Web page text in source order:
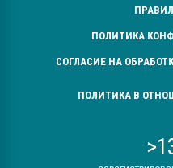
ПОЛИТИКА
СОГЛАСИЕ НА
ПОЛИТИКА В